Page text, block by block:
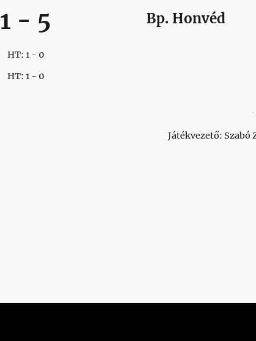
1 - 5 Bp. Honvéd
HT: 1 - 0
HT: 1 - 0
Játékvezető: Szabó